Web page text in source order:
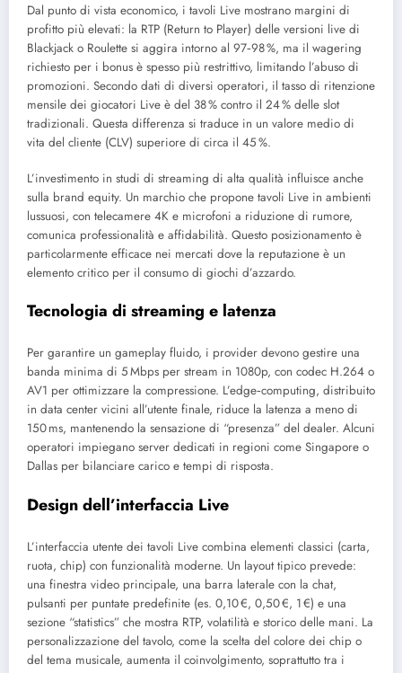
Dal punto di vista economico, i tavoli Live mostrano margini di
profitto più elevati: la RTP (Return to Player) delle versioni live di
Blackjack o Roulette si aggira intorno al 97‑98 %, ma il wagering
richiesto per i bonus è spesso più restrittivo, limitando l’abuso di
promozioni. Secondo dati di diversi operatori, il tasso di ritenzione
mensile dei giocatori Live è del 38 % contro il 24 % delle slot
tradizionali. Questa differenza si traduce in un valore medio di
vita del cliente (CLV) superiore di circa il 45 %.
L’investimento in studi di streaming di alta qualità influisce anche
sulla brand equity. Un marchio che propone tavoli Live in ambienti
lussuosi, con telecamere 4K e microfoni a riduzione di rumore,
comunica professionalità e affidabilità. Questo posizionamento è
particolarmente efficace nei mercati dove la reputazione è un
elemento critico per il consumo di giochi d’azzardo.
Tecnologia di streaming e latenza
Per garantire un gameplay fluido, i provider devono gestire una
banda minima di 5 Mbps per stream in 1080p, con codec H.264 o
AV1 per ottimizzare la compressione. L’edge‑computing, distribuito
in data center vicini all’utente finale, riduce la latenza a meno di
150 ms, mantenendo la sensazione di “presenza” del dealer. Alcuni
operatori impiegano server dedicati in regioni come Singapore o
Dallas per bilanciare carico e tempi di risposta.
Design dell’interfaccia Live
L’interfaccia utente dei tavoli Live combina elementi classici (carta,
ruota, chip) con funzionalità moderne. Un layout tipico prevede:
una finestra video principale, una barra laterale con la chat,
pulsanti per puntate predefinite (es. 0,10 €, 0,50 €, 1 €) e una
sezione “statistics” che mostra RTP, volatilità e storico delle mani. La
personalizzazione del tavolo, come la scelta del colore dei chip o
del tema musicale, aumenta il coinvolgimento, soprattutto tra i